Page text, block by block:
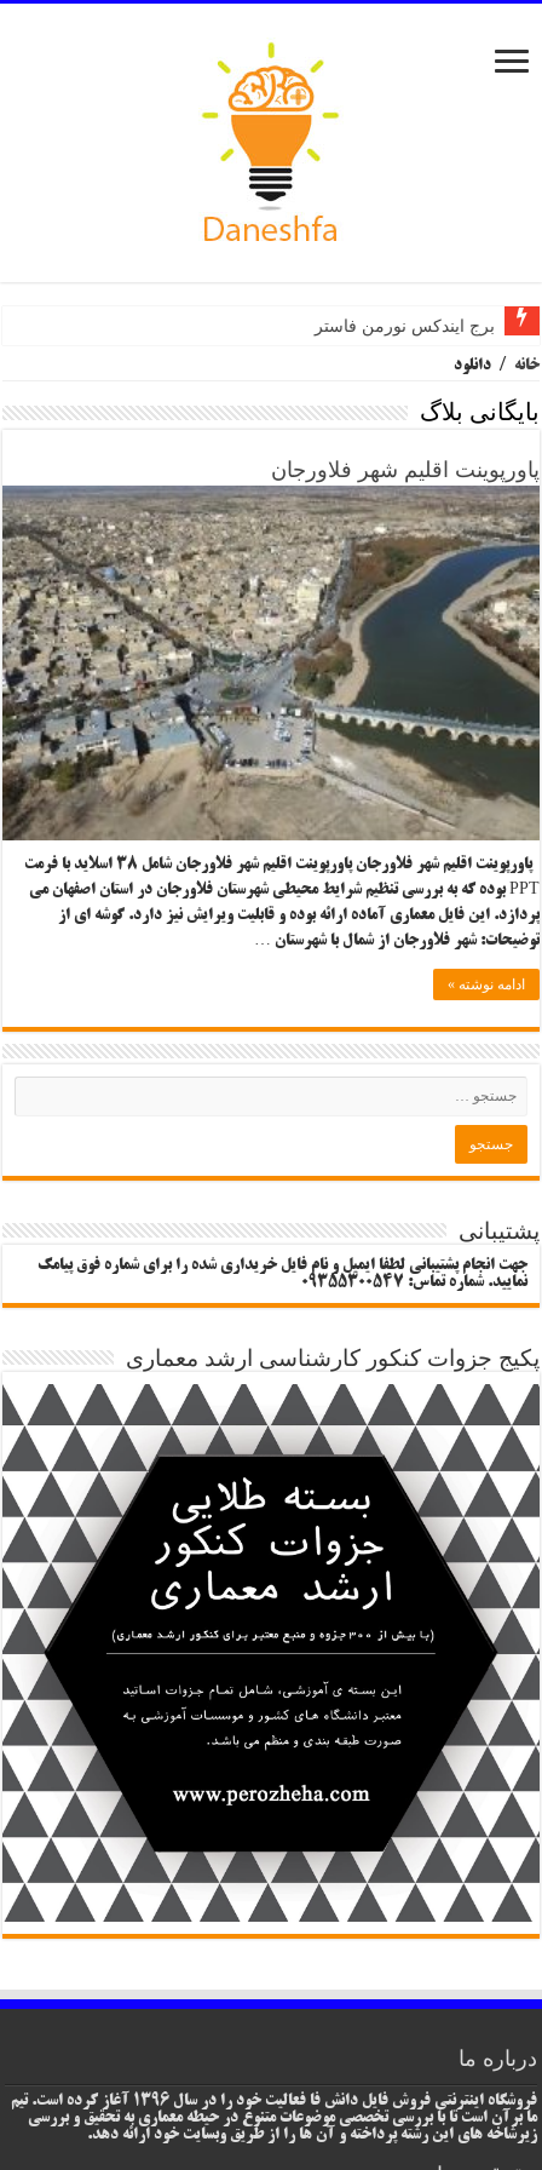
برج ایندکس نورمن فاستر
خانه / دانلود
بایگانی بلاگ
پاورپوینت اقلیم شهر فلاورجان
پاورپوینت اقلیم شهر فلاورجان پاورپوینت اقلیم شهر فلاورجان شامل ۳۸ اسلاید با فرمت
PPT بوده که به بررسی تنظیم شرایط محیطی شهرستان فلاورجان در استان اصفهان می
پردازد. این فایل معماری آماده ارائه بوده و قابلیت ویرایش نیز دارد. گوشه ای از
توضیحات: شهر فلاورجان از شمال با شهرستان …
ادامه نوشته »
پشتیبانی
جهت انجام پشتیبانی لطفا ایمیل و نام فایل خریداری شده را برای شماره فوق پیامک
نمایید. شماره تماس: 09355300547
پکیج جزوات کنکور کارشناسی ارشد معماری
درباره ما
فروشگاه اینترنتی فروش فایل دانش فا فعالیت خود را در سال 1396 آغاز کرده است. تیم
ما برآن است تا با بررسی تخصصی موضوعات متنوع در حیطه معماری به تحقیق و بررسی
زیرشاخه های این رشته پرداخته و آن ها را از طریق وبسایت خود ارائه دهد.